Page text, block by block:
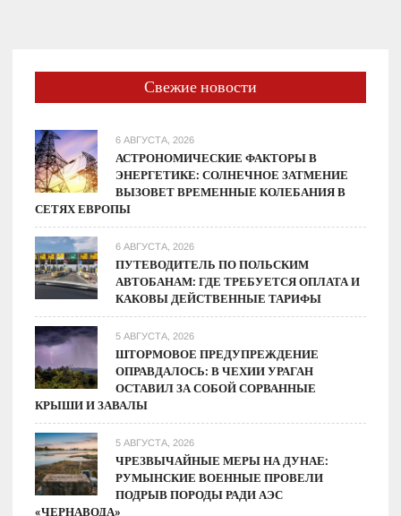
марсианской
молнии
Свежие новости
6 АВГУСТА, 2026
АСТРОНОМИЧЕСКИЕ ФАКТОРЫ В
ЭНЕРГЕТИКЕ: СОЛНЕЧНОЕ ЗАТМЕНИЕ
ВЫЗОВЕТ ВРЕМЕННЫЕ КОЛЕБАНИЯ В
СЕТЯХ ЕВРОПЫ
6 АВГУСТА, 2026
ПУТЕВОДИТЕЛЬ ПО ПОЛЬСКИМ
АВТОБАНАМ: ГДЕ ТРЕБУЕТСЯ ОПЛАТА И
КАКОВЫ ДЕЙСТВЕННЫЕ ТАРИФЫ
5 АВГУСТА, 2026
ШТОРМОВОЕ ПРЕДУПРЕЖДЕНИЕ
ОПРАВДАЛОСЬ: В ЧЕХИИ УРАГАН
ОСТАВИЛ ЗА СОБОЙ СОРВАННЫЕ
КРЫШИ И ЗАВАЛЫ
5 АВГУСТА, 2026
ЧРЕЗВЫЧАЙНЫЕ МЕРЫ НА ДУНАЕ:
РУМЫНСКИЕ ВОЕННЫЕ ПРОВЕЛИ
ПОДРЫВ ПОРОДЫ РАДИ АЭС
«ЧЕРНАВОДА»